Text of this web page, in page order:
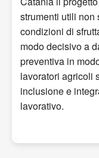
strumenti utili non
condizioni di
modo decisivo a
preventiva in
lavoratori agricoli
inclusione e
lavorativo.